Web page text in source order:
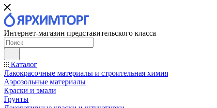
Интернет-магазин представительского класса
Каталог
Лакокрасочные материалы и строительная химия
Аэрозольные материалы
Краски и эмали
Грунты